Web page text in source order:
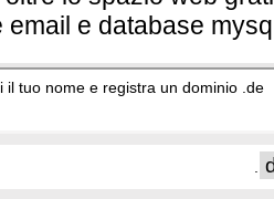
e database
il tuo nome e registra un dominio .de